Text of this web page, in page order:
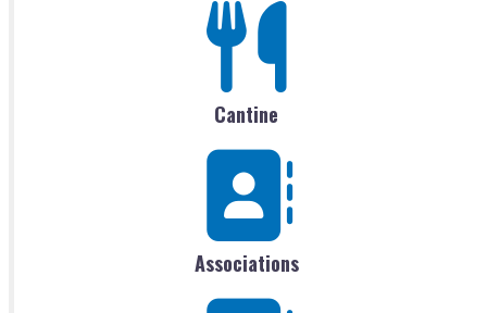
Cantine
Associations